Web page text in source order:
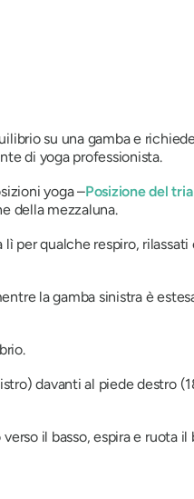
su una gamba e
di yoga professionista.
yoga –Posizione del
della mezzaluna.
per qualche respiro,
la gamba sinistra è
davanti al piede destro
il basso, espira e ruota il